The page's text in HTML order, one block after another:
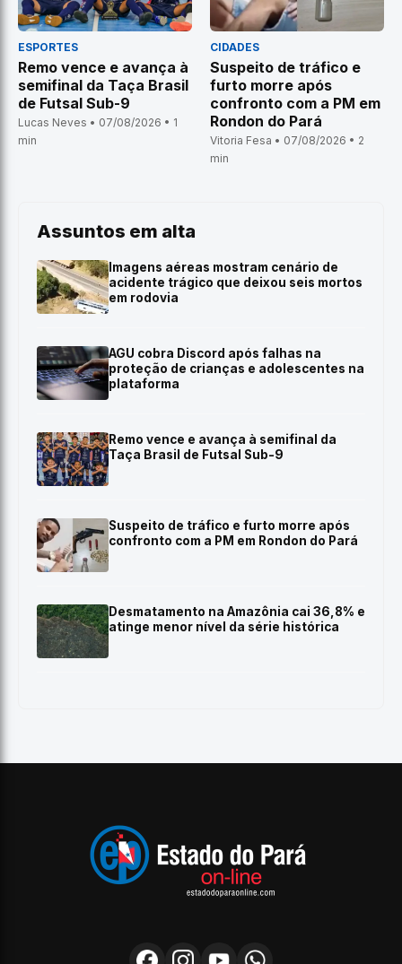
ESPORTES
Remo vence e avança à
semifinal da Taça Brasil
de Futsal Sub-9
Lucas Neves • 07/08/2026 • 1
min
CIDADES
Suspeito de tráfico e
furto morre após
confronto com a PM em
Rondon do Pará
Vitoria Fesa • 07/08/2026 • 2
min
Assuntos em alta
Imagens aéreas mostram cenário de
acidente trágico que deixou seis mortos
em rodovia
AGU cobra Discord após falhas na
proteção de crianças e adolescentes na
plataforma
Remo vence e avança à semifinal da
Taça Brasil de Futsal Sub-9
Suspeito de tráfico e furto morre após
confronto com a PM em Rondon do Pará
Desmatamento na Amazônia cai 36,8% e
atinge menor nível da série histórica